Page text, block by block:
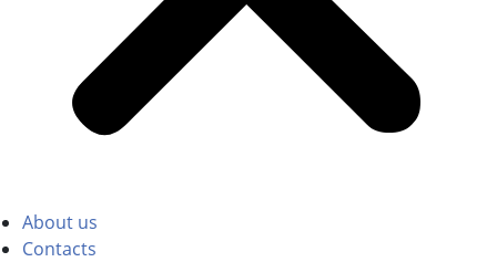
About us
Contacts